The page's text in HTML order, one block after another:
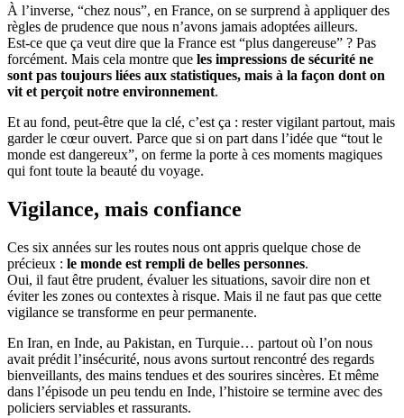
À l’inverse, “chez nous”, en France, on se surprend à appliquer des
règles de prudence que nous n’avons jamais adoptées ailleurs.
Est-ce que ça veut dire que la France est “plus dangereuse” ? Pas
forcément. Mais cela montre que les impressions de sécurité ne
sont pas toujours liées aux statistiques, mais à la façon dont on
vit et perçoit notre environnement.
Et au fond, peut-être que la clé, c’est ça : rester vigilant partout, mais
garder le cœur ouvert. Parce que si on part dans l’idée que “tout le
monde est dangereux”, on ferme la porte à ces moments magiques
qui font toute la beauté du voyage.
Vigilance, mais confiance
Ces six années sur les routes nous ont appris quelque chose de
précieux : le monde est rempli de belles personnes.
Oui, il faut être prudent, évaluer les situations, savoir dire non et
éviter les zones ou contextes à risque. Mais il ne faut pas que cette
vigilance se transforme en peur permanente.
En Iran, en Inde, au Pakistan, en Turquie… partout où l’on nous
avait prédit l’insécurité, nous avons surtout rencontré des regards
bienveillants, des mains tendues et des sourires sincères. Et même
dans l’épisode un peu tendu en Inde, l’histoire se termine avec des
policiers serviables et rassurants.